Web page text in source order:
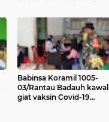
Babinsa Koramil 1005-
03/Rantau Badauh kawal
giat vaksin Covid-19